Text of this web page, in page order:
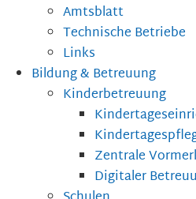
Amtsblatt
Technische Betriebe
Links
Bildung & Betreuung
Kinderbetreuung
Zentrale
Digitaler